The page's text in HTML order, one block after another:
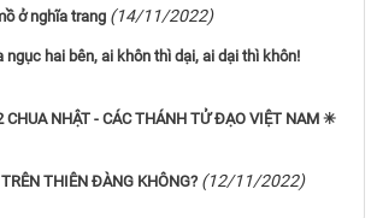
ở nghĩa trang (14/11/2022)
ngục hai bên, ai khôn thì dại, ai dại thì khôn!
CHUA NHẬT - CÁC THÁNH TỬ ĐẠO VIỆT NAM ✳
THIÊN ĐÀNG KHÔNG? (12/11/2022)